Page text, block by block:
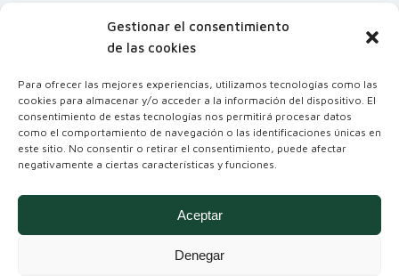
Gestionar el consentimiento
de las cookies
Para ofrecer las mejores experiencias, utilizamos tecnologías como las
cookies para almacenar y/o acceder a la información del dispositivo. El
consentimiento de estas tecnologías nos permitirá procesar datos
como el comportamiento de navegación o las identificaciones únicas en
este sitio. No consentir o retirar el consentimiento, puede afectar
negativamente a ciertas características y funciones.
Aceptar
Denegar
Coordinadora Andaluza de Organizaciones